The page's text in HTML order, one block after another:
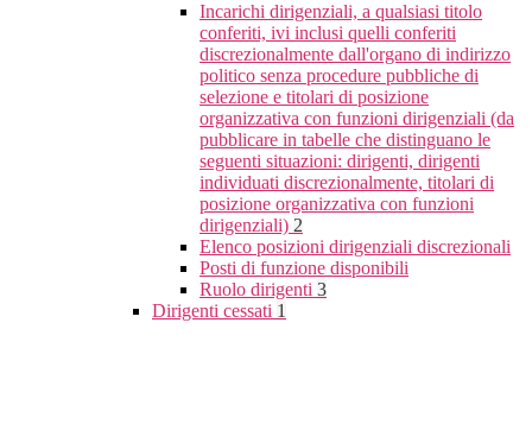
Incarichi dirigenziali, a qualsiasi titolo
conferiti, ivi inclusi quelli conferiti
discrezionalmente dall'organo di indirizzo
politico senza procedure pubbliche di
selezione e titolari di posizione
organizzativa con funzioni dirigenziali (da
pubblicare in tabelle che distinguano le
seguenti situazioni: dirigenti, dirigenti
individuati discrezionalmente, titolari di
posizione organizzativa con funzioni
dirigenziali) 2
Elenco posizioni dirigenziali discrezionali
Posti di funzione disponibili
Ruolo dirigenti 3
Dirigenti cessati 1